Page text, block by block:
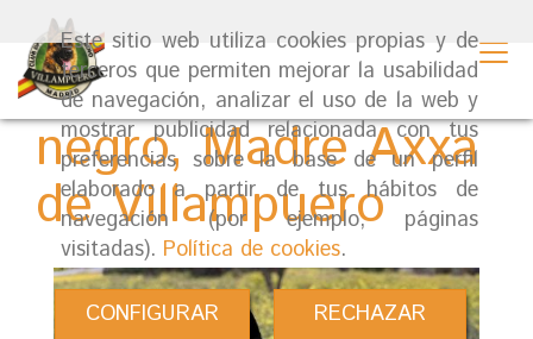
Este sitio web utiliza cookies propias y de
terceros que permiten mejorar la usabilidad
de navegación, analizar el uso de la web y
mostrar publicidad relacionada con tus
preferencias sobre la base de un perfil
elaborado a partir de tus hábitos de
navegación (por ejemplo, páginas
visitadas). Política de cookies.
CONFIGURAR RECHAZAR
Camada de color
negro, Madre Axxa
de Villampuero